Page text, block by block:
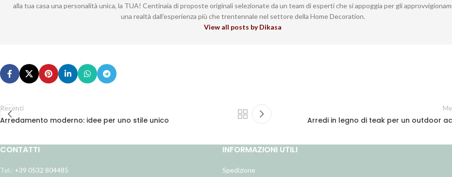
alla tua casa una personalità unica, la TUA! Centinaia di proposte originali selezionate da un team di esperti che si appoggia per gli
una realtà dall’esperienza più che trentennale nel settore della Home Decoration.
View all posts by Dikasa
Recenti
Arredamento moderno: idee per uno stile unico Arredi in legno di teak per un outdoor
CONTATTI
Tel.: +39 0532 804485
INFORMAZIONI UTILI
Spedizione